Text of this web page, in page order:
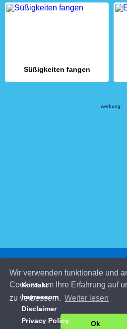
Wir verwenden funktionale und
Cookies, um Ihre Erfahrung auf
zu verbessern. Weiter lesen
Ok
Süßigkeiten fangen
werbung:
Kontakt
Impressum
Disclaimer
Privacy Policy